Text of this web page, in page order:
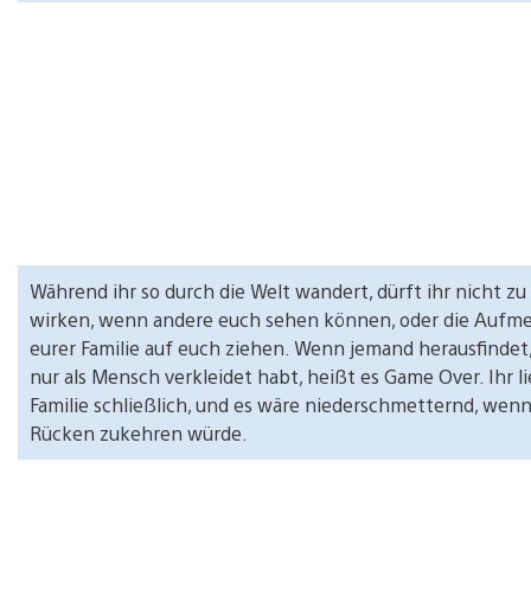
Während ihr so durch die Welt wandert, dürft ihr nicht
wirken, wenn andere euch sehen können, oder die
eurer Familie auf euch ziehen. Wenn jemand
nur als Mensch verkleidet habt, heißt es Game Over. Ihr
Familie schließlich, und es wäre niederschmetternd,
Rücken zukehren würde.